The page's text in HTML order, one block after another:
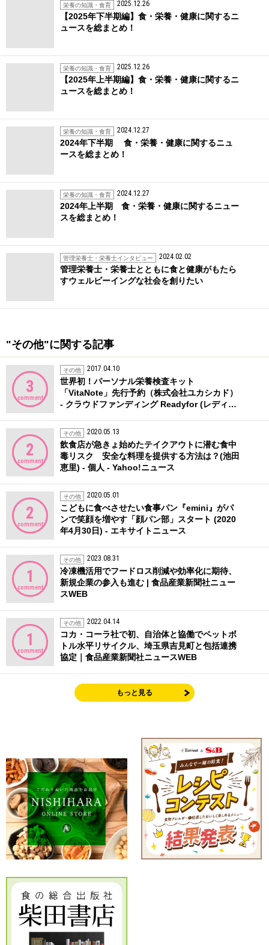
栄養の知識・食育 2025.12.26
【2025年下半期編】食・栄養・健康に関するニ
ュースを総まとめ！
栄養の知識・食育 2025.12.26
【2025年上半期編】食・栄養・健康に関するニ
ュースを総まとめ！
栄養の知識・食育 2024.12.27
2024年下半期 食・栄養・健康に関するニュ
ースを総まとめ！
栄養の知識・食育 2024.12.27
2024年上半期 食・栄養・健康に関するニュー
スを総まとめ！
管理栄養士・栄養士インタビュー 2024.02.02
管理栄養士・栄養士とともに食と健康がもたら
すウェルビーイングな社会を創りたい
"その他"に関する記事
3
comment
その他 2017.04.10
世界初！パーソナル栄養検査キット
「VitaNote」先行予約（株式会社ユカシカド）
- クラウドファンディング Readyfor (レディ…
2
comment
その他 2020.05.13
飲食店が急きょ始めたテイクアウトに潜む食中
毒リスク 安全な料理を提供する方法は？(池田
恵里) - 個人 - Yahoo!ニュース
2
comment
その他 2020.05.01
こどもに食べさせたい食事パン『emini』がパ
ンで笑顔を増やす「顔パン部」スタート (2020
年4月30日) - エキサイトニュース
1
comment
その他 2023.08.31
冷凍機活用でフードロス削減や効率化に期待、
新規企業の参入も進む | 食品産業新聞社ニュー
スWEB
1
comment
その他 2022.04.14
コカ・コーラ社で初、自治体と協働でペットボ
トル水平リサイクル、埼玉県吉見町と包括連携
協定｜食品産業新聞社ニュースWEB
もっと見る